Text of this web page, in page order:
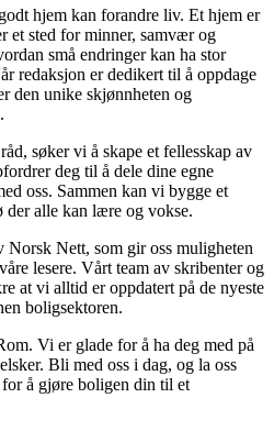
hjem kan forandre liv. Et hjem er
et sted for minner, samvær og
små endringer kan ha stor
redaksjon er dedikert til å oppdage
den unike skjønnheten og
søker vi å skape et fellesskap av
deg til å dele dine egne
oss. Sammen kan vi bygge et
der alle kan lære og vokse.
Nett, som gir oss muligheten
lesere. Vårt team av skribenter og
at vi alltid er oppdatert på de nyeste
boligsektoren.
Vi er glade for å ha deg med på
Bli med oss i dag, og la oss
å gjøre boligen din til et